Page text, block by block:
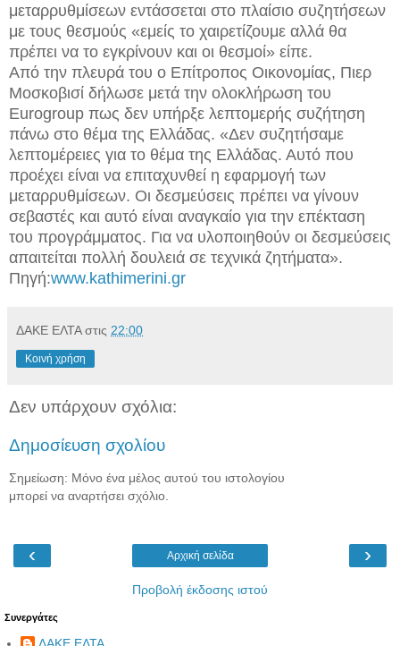
μεταρρυθμίσεων εντάσσεται στο πλαίσιο συζητήσεων
με τους θεσμούς «εμείς το χαιρετίζουμε αλλά θα
πρέπει να το εγκρίνουν και οι θεσμοί» είπε.
Από την πλευρά του ο Επίτροπος Οικονομίας, Πιερ
Μοσκοβισί δήλωσε μετά την ολοκλήρωση του
Eurogroup πως δεν υπήρξε λεπτομερής συζήτηση
πάνω στο θέμα της Ελλάδας. «Δεν συζητήσαμε
λεπτομέρειες για το θέμα της Ελλάδας. Αυτό που
προέχει είναι να επιταχυνθεί η εφαρμογή των
μεταρρυθμίσεων. Οι δεσμεύσεις πρέπει να γίνουν
σεβαστές και αυτό είναι αναγκαίο για την επέκταση
του προγράμματος. Για να υλοποιηθούν οι δεσμεύσεις
απαιτείται πολλή δουλειά σε τεχνικά ζητήματα».
Πηγή:www.kathimerini.gr
ΔΑΚΕ ΕΛΤΑ στις 22:00
Κοινή χρήση
Δεν υπάρχουν σχόλια:
Δημοσίευση σχολίου
Σημείωση: Μόνο ένα μέλος αυτού του ιστολογίου
μπορεί να αναρτήσει σχόλιο.
‹ ›
Αρχική σελίδα
Προβολή έκδοσης ιστού
Συνεργάτες
ΔΑΚΕ ΕΛΤΑ